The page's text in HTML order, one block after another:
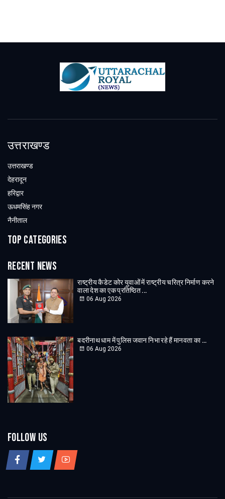
उत्तराखण्ड
उत्तराखण्ड
देहरादून
हरिद्वार
ऊधमसिंह नगर
नैनीताल
Top Categories
Recent News
राष्ट्रीय कैडेट कोर युवाओं में राष्ट्रीय चरित्र निर्माण करने
वाला देश का एक प्रतिष्ठित ...
06 Aug 2026
बदरीनाथ धाम में पुलिस जवान निभा रहे हैं मानवता का ...
06 Aug 2026
Follow Us